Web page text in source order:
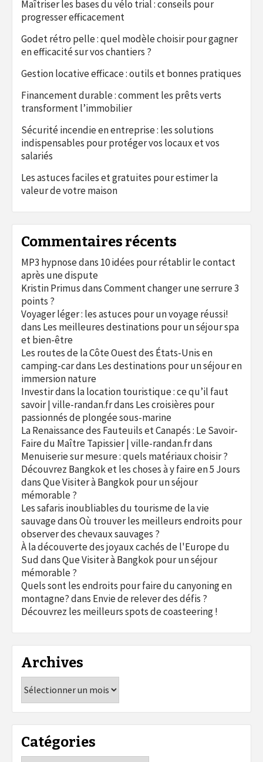
Maîtriser les bases du vélo trial : conseils pour
progresser efficacement
Godet rétro pelle : quel modèle choisir pour gagner
en efficacité sur vos chantiers ?
Gestion locative efficace : outils et bonnes pratiques
Financement durable : comment les prêts verts
transforment l’immobilier
Sécurité incendie en entreprise : les solutions
indispensables pour protéger vos locaux et vos
salariés
Les astuces faciles et gratuites pour estimer la
valeur de votre maison
Commentaires récents
MP3 hypnosedans 10 idées pour rétablir le contact
après une dispute
Kristin PrimusdansComment changer une serrure 3
points ?
Voyager léger : les astuces pour un voyage réussi!
dans Les meilleures destinations pour un séjour spa
et bien-être
Les routes de la Côte Ouest des États-Unis en
camping-cardans Les destinations pour un séjour en
immersion nature
Investir dans la location touristique : ce qu’il faut
savoir | ville-randan.frdans Les croisières pour
passionnés de plongée sous-marine
La Renaissance des Fauteuils et Canapés : Le Savoir-
Faire du Maître Tapissier | ville-randan.frdans
Menuiserie sur mesure : quels matériaux choisir ?
Découvrez Bangkok et les choses à y faire en 5 Jours
dansQue Visiter à Bangkok pour un séjour
mémorable ?
Les safaris inoubliables du tourisme de la vie
sauvagedansOù trouver les meilleurs endroits pour
observer des chevaux sauvages ?
À la découverte des joyaux cachés de l'Europe du
SuddansQue Visiter à Bangkok pour un séjour
mémorable ?
Quels sont les endroits pour faire du canyoning en
montagne?dans Envie de relever des défis ?
Découvrez les meilleurs spots de coasteering !
Archives
Catégories